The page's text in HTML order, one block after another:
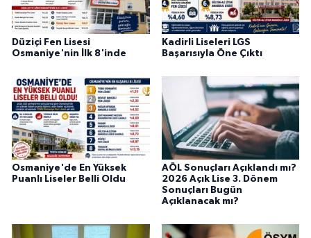
Düziçi Fen Lisesi
Osmaniye'nin İlk 8'inde
Kadirli Liseleri LGS
Başarısıyla Öne Çıktı
Osmaniye'de En Yüksek
Puanlı Liseler Belli Oldu
AÖL Sonuçları Açıklandı mı?
2026 Açık Lise 3. Dönem
Sonuçları Bugün
Açıklanacak mı?